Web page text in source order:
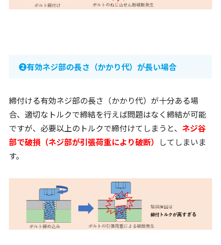
➋有効ネジ部の長さ（かかり代）が長い場合
締付ける有効ネジ部の長さ（かかり代）が十分ある場
合、適切なトルクで締結を行えば問題はなく締結が可能
ですが、必要以上のトルクで締付けてしまうと、 ネジ谷
部で破損（ネジ部が引張荷重により破断） してしまいま
す。